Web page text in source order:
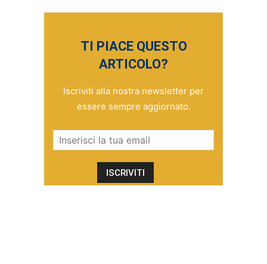
TI PIACE QUESTO
ARTICOLO?
Iscriviti alla nostra newsletter per
essere sempre aggiornato.